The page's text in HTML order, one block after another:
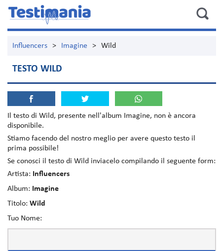
Influencers > Imagine > Wild
TESTO WILD
Il testo di Wild, presente nell'album Imagine, non è ancora
disponibile.
Stiamo facendo del nostro meglio per avere questo testo il
prima possibile!
Se conosci il testo di Wild inviacelo compilando il seguente form:
Artista:
Influencers
Album:
Imagine
Titolo: Wild
Tuo Nome: